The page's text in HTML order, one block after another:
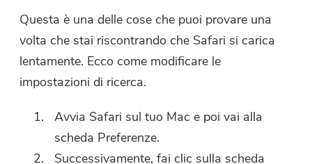
Questa è una delle cose che puoi provare una
volta che stai riscontrando che Safari si carica
lentamente. Ecco come modificare le
impostazioni di ricerca.
Avvia Safari sul tuo Mac e poi vai alla
scheda Preferenze.
Successivamente, fai clic sulla scheda